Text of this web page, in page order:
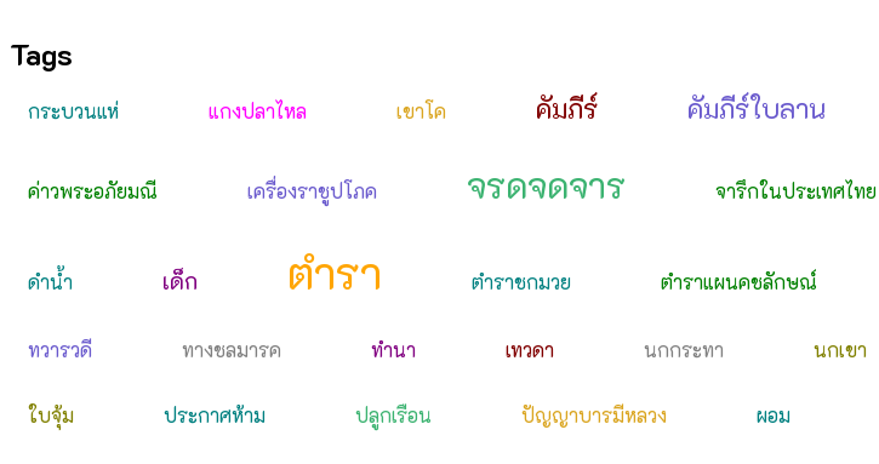
Tags
กระบวนแห่ แกงปลาไหล เขาโค คัมภีร์ คัมภีร์ใบลาน
ค่าวพระอภัยมณี เครื่องราชูปโภค จรดจดจาร จารึกในประเทศไทย
ดำน้ำ เด็ก ตำรา ตำราชกมวย ตำราแผนคชลักษณ์
ทวารวดี ทางชลมารค ทำนา เทวดา นกกระทา นกเขา
ใบจุ้ม ประกาศห้าม ปลูกเรือน ปัญญาบารมีหลวง ผอม